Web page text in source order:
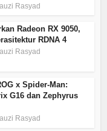
Rasyad
Radeon RX 9050,
RDNA 4
Rasyad
x Spider-Man:
G16 dan Zephyrus
Rasyad